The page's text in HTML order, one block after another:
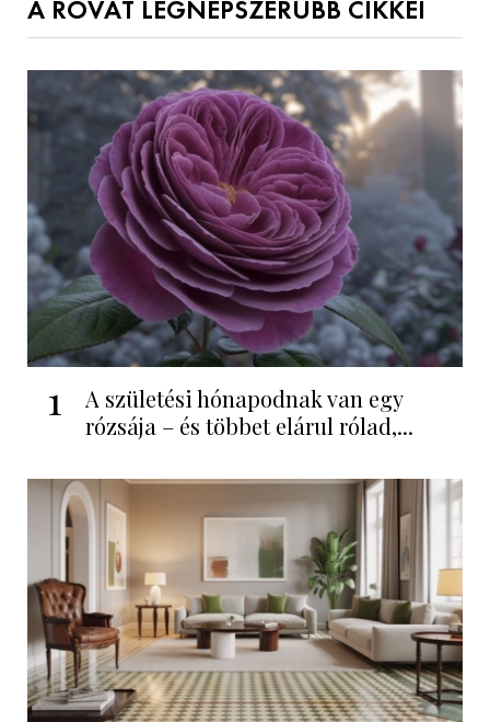
A ROVAT LEGNÉPSZERŰBB CIKKEI
1
A születési hónapodnak van egy
rózsája – és többet elárul rólad,...